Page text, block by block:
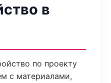
в
по проекту
с материалами,